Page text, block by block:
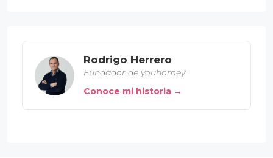
Rodrigo Herrero
Fundador de youhomey
Conoce mi historia →